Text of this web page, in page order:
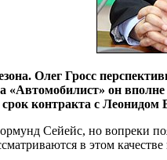
Олег Гросс
«Автомобилист» он
срок контракта с Леонидом
Сейейс, но вопреки
в этом